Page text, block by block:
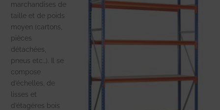
marchandises de
taille et de poids
moyen (cartons,
pièces
détachées,
pneus etc…). Il se
compose
d’échelles, de
lisses et
d’étagères bois